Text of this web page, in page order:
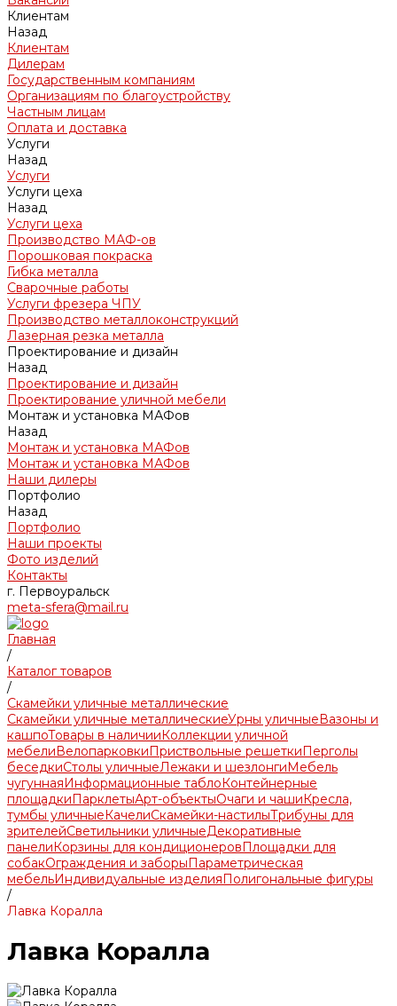
Клиентам
Назад
Клиентам
Дилерам
Государственным компаниям
Организациям по благоустройству
Частным лицам
Оплата и доставка
Услуги
Назад
Услуги
Услуги цеха
Назад
Услуги цеха
Производство МАФ-ов
Порошковая покраска
Гибка металла
Сварочные работы
Услуги фрезера ЧПУ
Производство металлоконструкций
Лазерная резка металла
Проектирование и дизайн
Назад
Проектирование и дизайн
Проектирование уличной мебели
Монтаж и установка МАФов
Назад
Монтаж и установка МАФов
Монтаж и установка МАФов
Наши дилеры
Портфолио
Назад
Портфолио
Наши проекты
Фото изделий
Контакты
г. Первоуральск
meta-sfera@mail.ru
Главная
/
Каталог товаров
/
Скамейки уличные металлические
Скамейки уличные металлическиеУрны уличныеВазоны и
кашпоТовары в наличииКоллекции уличной
мебелиВелопарковкиПриствольные решеткиПерголы
беседкиСтолы уличныеЛежаки и шезлонгиМебель
чугуннаяИнформационные таблоКонтейнерные
площадкиПарклетыАрт-объектыОчаги и чашиКресла,
тумбы уличныеКачелиСкамейки-настилыТрибуны для
зрителейСветильники уличныеДекоративные
панелиКорзины для кондиционеровПлощадки для
собакОграждения и заборыПараметрическая
мебельИндивидуальные изделияПолигональные фигуры
/
Лавка Коралла
Лавка Коралла